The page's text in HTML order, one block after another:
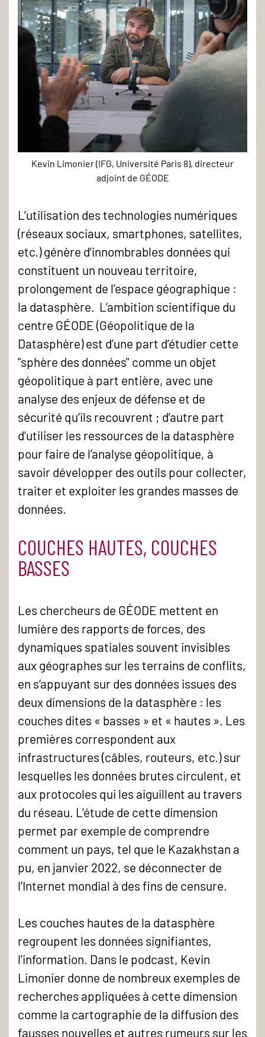
Kevin
Limonier
Kevin Limonier (IFG, Université Paris 8), directeur
adjoint de GÉODE
L’utilisation des technologies numériques
(réseaux sociaux, smartphones, satellites,
etc.) génère d’innombrables données qui
constituent un nouveau territoire,
prolongement de l’espace géographique :
la datasphère. L’ambition scientifique du
centre GÉODE (Géopolitique de la
Datasphère) est d’une part d’étudier cette
"sphère des données" comme un objet
géopolitique à part entière, avec une
analyse des enjeux de défense et de
sécurité qu’ils recouvrent ; d’autre part
d’utiliser les ressources de la datasphère
pour faire de l’analyse géopolitique, à
savoir développer des outils pour collecter,
traiter et exploiter les grandes masses de
données.
COUCHES HAUTES, COUCHES
BASSES
Les chercheurs de GÉODE mettent en
lumière des rapports de forces, des
dynamiques spatiales souvent invisibles
aux géographes sur les terrains de conflits,
en s’appuyant sur des données issues des
deux dimensions de la datasphère : les
couches dites « basses » et « hautes ». Les
premières correspondent aux
infrastructures (câbles, routeurs, etc.) sur
lesquelles les données brutes circulent, et
aux protocoles qui les aiguillent au travers
du réseau. L’étude de cette dimension
permet par exemple de comprendre
comment un pays, tel que le Kazakhstan a
pu, en janvier 2022, se déconnecter de
l’Internet mondial à des fins de censure.
Les couches hautes de la datasphère
regroupent les données signifiantes,
l’information. Dans le podcast, Kevin
Limonier donne de nombreux exemples de
recherches appliquées à cette dimension
comme la cartographie de la diffusion des
fausses nouvelles et autres rumeurs sur les